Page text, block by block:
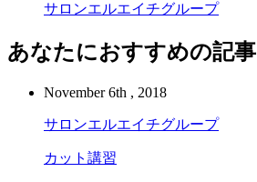
サロンエルエイチグループ
あなたにおすすめの記事
November 6th , 2018
サロンエルエイチグループ
カット講習